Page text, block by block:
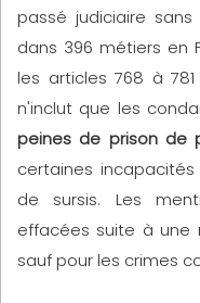
passé judiciaire
dans 396 métiers en
les articles 768 à
n'inclut que les
peines de prison de
certaines
de sursis. Les
effacées suite à une
sauf pour les crimes